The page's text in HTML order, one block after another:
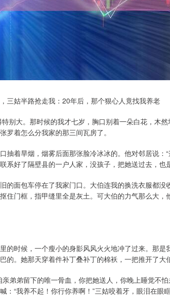
三姑半路抢走我：20年后，那个狠心人竟找我养老
别大。那时候的我才七岁，胸口别着一朵白花，木
罗着怎么分我家的那三间瓦房了。
抽着旱烟，烟雾后面那张脸冷冰冰的。他对邻居说：
系好了隔壁县的一户人家，没孩子，把她送过去，也
的面包车停在了我家门口。大伯连我的换洗衣服都
住门框，指甲缝里全是灰土。可大伯的力气那么大，
的时候，一个瘦小的身影风风火火地冲了过来。那
的。她那天穿着件补丁叠补丁的棉袄，一把推开了大
弟弟留下的唯一骨血，你把她送人，你晚上睡觉不
：“我养不起！你行你养啊！”三姑咬着牙，眼泪在眼
-0.74% 沪深300